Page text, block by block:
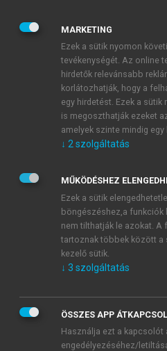
JELSZÓ
JELSZÓ ÚJRA
Kérek értesítést a MeRSZ
Kérek értesítést az Akadémiai
Adatkezelési tájékoztatóban
veszem és elfogadom.
Általános vásárlási
mersz.huoldalak
tudomásul veszem és
MARKETING
Ezek a sütik nyomon
tevékenységét. Az online
hirdetők relevánsabb
korlátozhatják, hogy a
egy hirdetést. Ezek a sütik
is megoszthatják ezeket
amelyek szinte mindig
↓ 2 szolgáltatás
MŰKÖDÉSHEZ
Ezek a sütik
böngészéshez,a
nem tilthatják le azokat.
tartoznak többek között a
kezelő sütik.
↓ 3 szolgáltatás
ÖSSZES APP
Használja ezt a
engedélyezéséhez/